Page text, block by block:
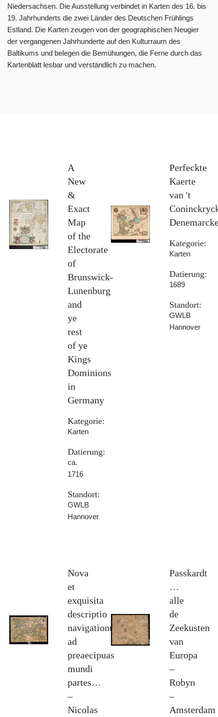
Niedersachsen. Die Ausstellung verbindet in Karten des 16. bis
19. Jahrhunderts die zwei Länder des Deutschen Frühlings
Estland. Die Karten zeugen von der geographischen Neugier
der vergangenen Jahrhunderte auf den Kulturraum des
Baltikums und belegen die Bemühungen, die Ferne durch das
Kartenblatt lesbar und verständlich zu machen.
A
New
&
Exact
Map
of the
Electorate
of
Brunswick-
Lunenburg
and
ye
rest
of ye
Kings
Dominions
in
Germany
Kategorie:
Karten
Datierung:
ca.
1716
Standort:
GWLB
Hannover
Perfeckte
Kaerte
van 't
Kategorie:
Karten
Datierung:
1689
Standort:
GWLB
Hannover
Nova
et
exquisita
descriptio
navigationum
ad
preaecipuas
mundi
partes…
–
Nicolas
Passkardt
…
alle
de
Zeekusten
van
Europa
–
Robyn
–
Amsterdam